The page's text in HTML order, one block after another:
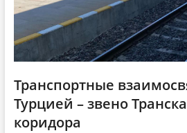
Транспортные
Турцией – звено
коридора